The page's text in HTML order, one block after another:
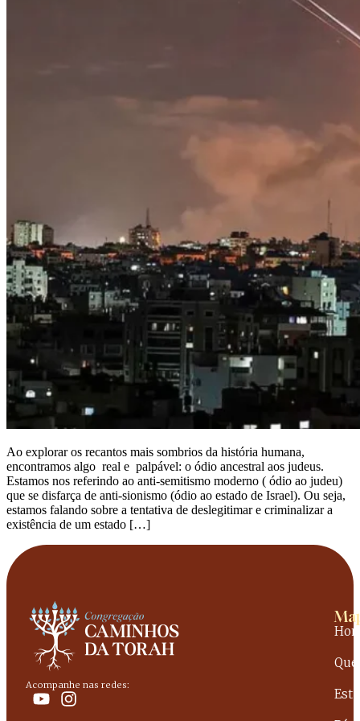
Ao explorar os recantos mais sombrios da história humana,
encontramos algo real e palpável: o ódio ancestral aos judeus.
Estamos nos referindo ao anti-semitismo moderno ( ódio ao judeu)
que se disfarça de anti-sionismo (ódio ao estado de Israel). Ou seja,
estamos falando sobre a tentativa de deslegitimar e criminalizar a
existência de um estado […]
Acompanhe nas redes: